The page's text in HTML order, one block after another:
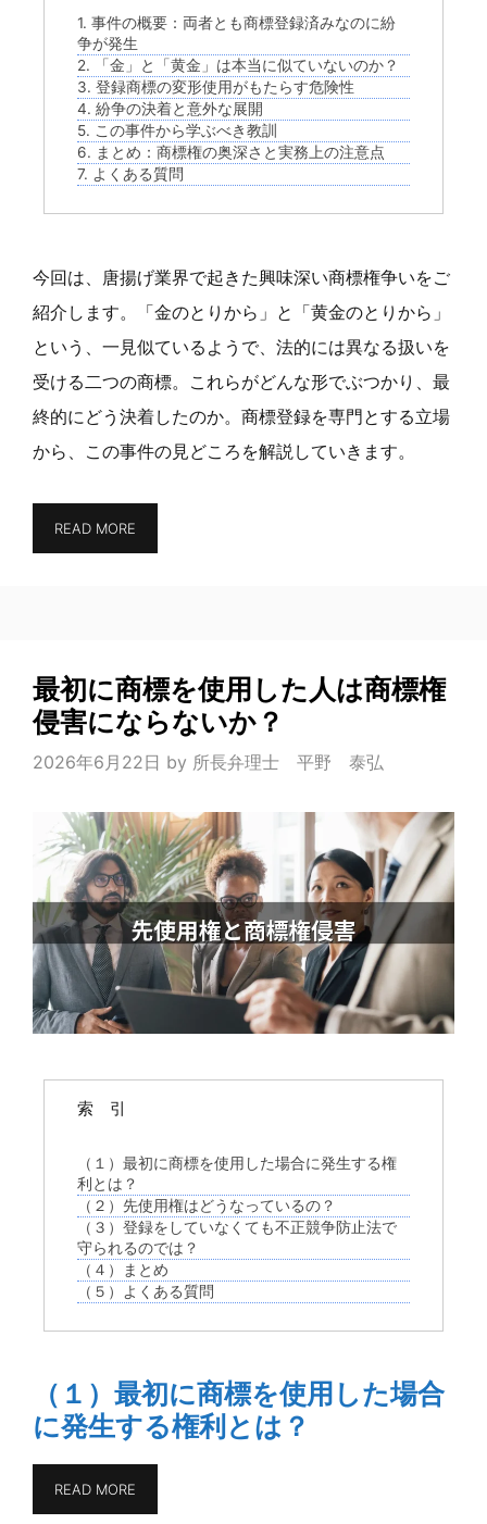
1. 事件の概要：両者とも商標登録済みなのに紛
争が発生
2. 「金」と「黄金」は本当に似ていないのか？
3. 登録商標の変形使用がもたらす危険性
4. 紛争の決着と意外な展開
5. この事件から学ぶべき教訓
6. まとめ：商標権の奥深さと実務上の注意点
7. よくある質問
今回は、唐揚げ業界で起きた興味深い商標権争いをご
紹介します。「金のとりから」と「黄金のとりから」
という、一見似ているようで、法的には異なる扱いを
受ける二つの商標。これらがどんな形でぶつかり、最
終的にどう決着したのか。商標登録を専門とする立場
から、この事件の見どころを解説していきます。
READ MORE
最初に商標を使用した人は商標権
侵害にならないか？
2026年6月22日 by 所長弁理士 平野 泰弘
索 引
（１）最初に商標を使用した場合に発生する権
利とは？
（２）先使用権はどうなっているの？
（３）登録をしていなくても不正競争防止法で
守られるのでは？
（４）まとめ
（５）よくある質問
（１）最初に商標を使用した場合
に発生する権利とは？
READ MORE